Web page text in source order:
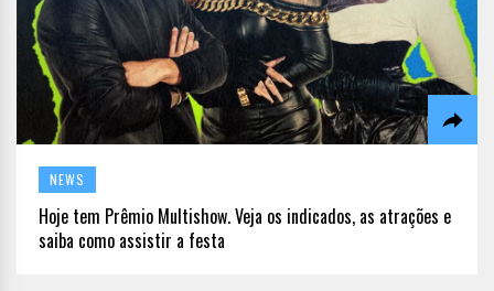
NEWS
Hoje tem Prêmio Multishow. Veja os indicados, as atrações e
saiba como assistir a festa